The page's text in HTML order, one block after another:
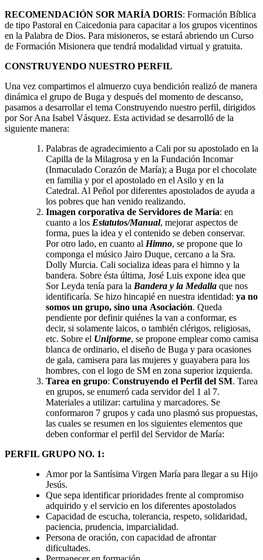
RECOMENDACIÓN SOR MARÍA DORIS: Formación Bíblica
de tipo Pastoral en Caicedonia para capacitar a los grupos vicentinos
en la Palabra de Dios. Para misioneros, se estará abriendo un Curso
de Formación Misionera que tendrá modalidad virtual y gratuita.
CONSTRUYENDO NUESTRO PERFIL
Una vez compartimos el almuerzo cuya bendición realizó de manera
dinámica el grupo de Buga y después del momento de descanso,
pasamos a desarrollar el tema Construyendo nuestro perfil, dirigidos
por Sor Ana Isabel Vásquez. Esta actividad se desarrolló de la
siguiente manera:
Palabras de agradecimiento a Cali por su apostolado en la
Capilla de la Milagrosa y en la Fundación Incomar
(Inmaculado Corazón de María); a Buga por el chocolate
en familia y por el apostolado en el Asilo y en la
Catedral. Al Peñol por diferentes apostolados de ayuda a
los pobres que han venido realizando.
Imagen corporativa de Servidores de María: en
cuanto a los Estatutos/Manual, mejorar aspectos de
forma, pues la idea y el contenido se deben conservar.
Por otro lado, en cuanto al Himno, se propone que lo
componga el músico Jairo Duque, cercano a la Sra.
Dolly Murcia. Cali socializa ideas para el himno y la
bandera. Sobre ésta última, José Luis expone idea que
Sor Leyda tenía para la Bandera y la Medalla que nos
identificaría. Se hizo hincapié en nuestra identidad: ya no
somos un grupo, sino una Asociación. Queda
pendiente por definir quiénes la van a conformar, es
decir, si solamente laicos, o también clérigos, religiosas,
etc. Sobre el Uniforme, se propone emplear como camisa
blanca de ordinario, el diseño de Buga y para ocasiones
de gala, camisera para las mujeres y guayabera para los
hombres, con el logo de SM en zona superior izquierda.
Tarea en grupo: Construyendo el Perfil del SM. Tarea
en grupos, se enumeró cada servidor del 1 al 7.
Materiales a utilizar: cartulina y marcadores. Se
conformaron 7 grupos y cada uno plasmó sus propuestas,
las cuales se resumen en los siguientes elementos que
deben conformar el perfil del Servidor de María:
PERFIL GRUPO NO. 1:
Amor por la Santísima Virgen María para llegar a su Hijo
Jesús.
Que sepa identificar prioridades frente al compromiso
adquirido y el servicio en los diferentes apostolados
Capacidad de escucha, tolerancia, respeto, solidaridad,
paciencia, prudencia, imparcialidad.
Persona de oración, con capacidad de afrontar
dificultades.